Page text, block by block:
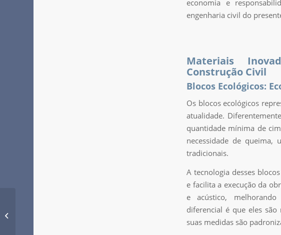
economia e
engenharia civil do
Materiais
Construção Civil
Blocos Ecológicos:
Os blocos ecológicos
atualidade.
quantidade mínima de
necessidade de queima,
tradicionais.
A tecnologia desses
e facilita a execução da
e acústico,
diferencial é que eles
suas medidas são